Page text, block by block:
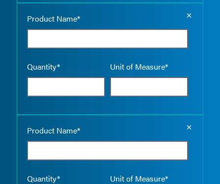
Product Name*
Quantity* Unit of Measure*
Product Name*
Quantity* Unit of Measure*